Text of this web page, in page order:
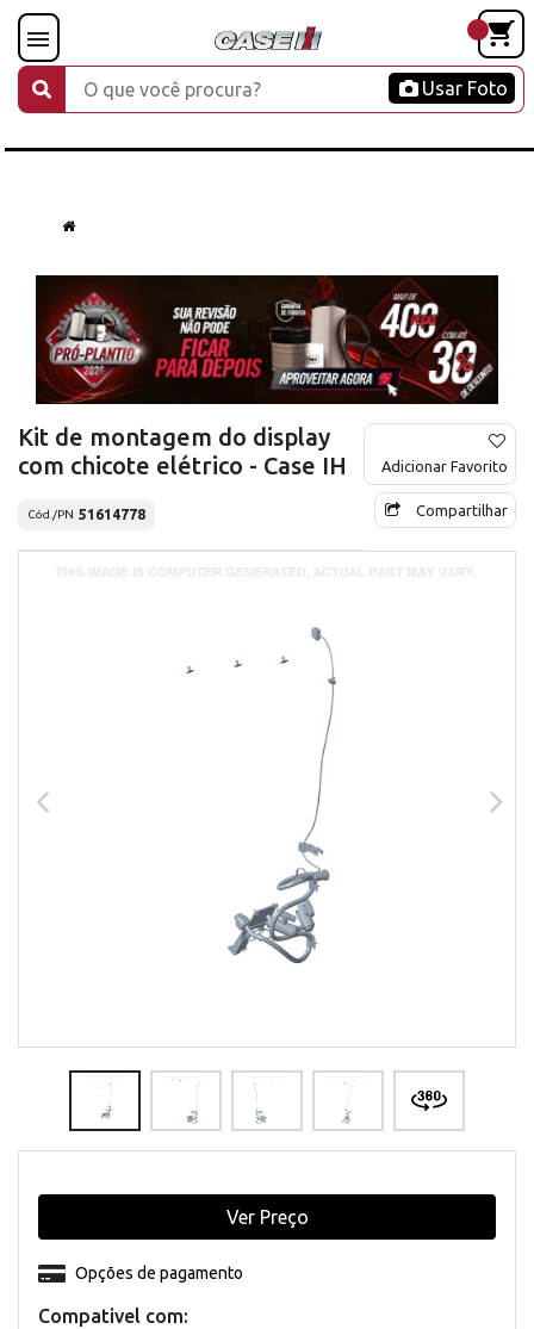
Usar Foto
Kit de montagem do display
com chicote elétrico - Case IH
Cód./PN 51614778
Adicionar Favorito
Compartilhar
Compativel com:
Opções de pagamento
Ver Preço